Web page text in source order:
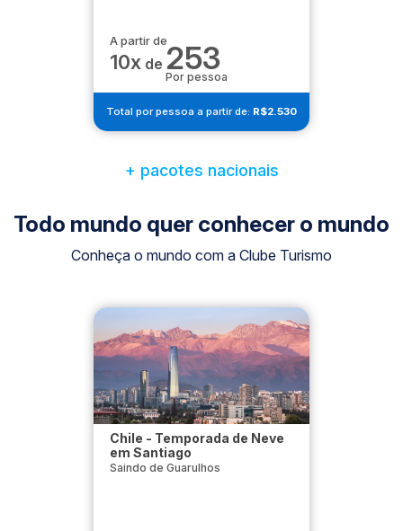
A partir de
10x de 253
Por pessoa
Total por pessoa a partir de: R$2.530
+ pacotes nacionais
Todo mundo quer conhecer o mundo
Conheça o mundo com a Clube Turismo
Chile - Temporada de Neve
em Santiago
Saindo de Guarulhos